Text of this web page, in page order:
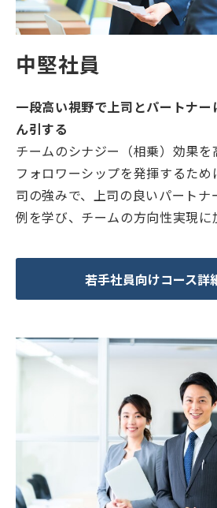
中堅社員
一段高い視野で上司とパートナ
ん引する
チームのシナジー（相乗）効果
フォロワーシップを発揮するた
司の強みで、上司の良いパート
例を学び、チームの方向性実現に
若手社員向けコース詳